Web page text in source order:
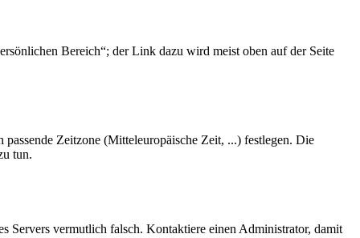
Bereich“; der Link dazu wird meist oben auf der Seite
Zeitzone (Mitteleuropäische Zeit, ...) festlegen. Die
tun.
Servers vermutlich falsch. Kontaktiere einen Administrator, damit